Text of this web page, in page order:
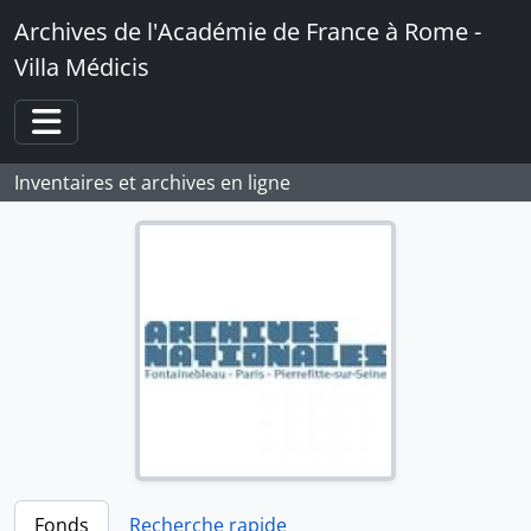
Skip to main content
Archives de l'Académie de France à Rome -
Villa Médicis
Toggle navigation
Inventaires et archives en ligne
Fonds Recherche rapide